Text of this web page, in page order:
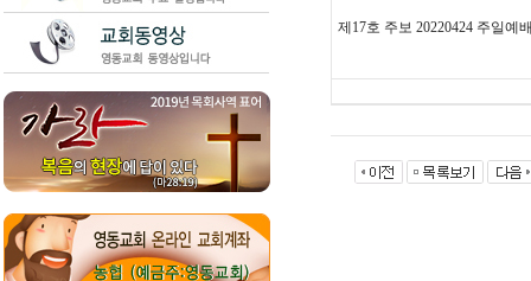
제 17호 주보 20220424 주일예